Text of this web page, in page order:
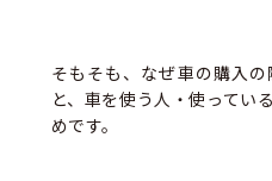
そもそも、なぜ車の購入
と、車を使う人・使ってい
めです。